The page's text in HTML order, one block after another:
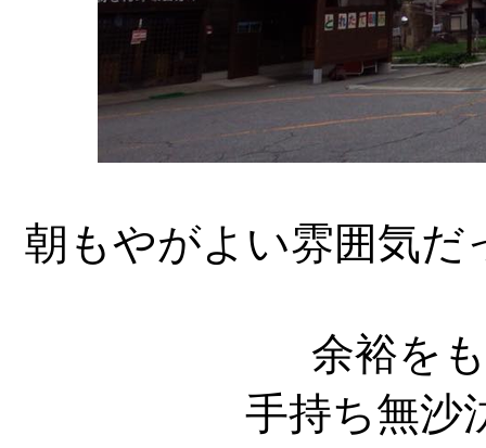
朝もやがよい雰囲気だ
余裕を
手持ち無沙